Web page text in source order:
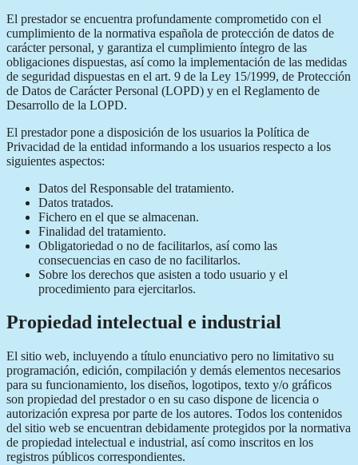
El prestador se encuentra profundamente comprometido con el
cumplimiento de la normativa española de protección de datos de
carácter personal, y garantiza el cumplimiento íntegro de las
obligaciones dispuestas, así como la implementación de las medidas
de seguridad dispuestas en el art. 9 de la Ley 15/1999, de Protección
de Datos de Carácter Personal (LOPD) y en el Reglamento de
Desarrollo de la LOPD.
El prestador pone a disposición de los usuarios la Política de
Privacidad de la entidad informando a los usuarios respecto a los
siguientes aspectos:
Datos del Responsable del tratamiento.
Datos tratados.
Fichero en el que se almacenan.
Finalidad del tratamiento.
Obligatoriedad o no de facilitarlos, así como las
consecuencias en caso de no facilitarlos.
Sobre los derechos que asisten a todo usuario y el
procedimiento para ejercitarlos.
Propiedad intelectual e industrial
El sitio web, incluyendo a título enunciativo pero no limitativo su
programación, edición, compilación y demás elementos necesarios
para su funcionamiento, los diseños, logotipos, texto y/o gráficos
son propiedad del prestador o en su caso dispone de licencia o
autorización expresa por parte de los autores. Todos los contenidos
del sitio web se encuentran debidamente protegidos por la normativa
de propiedad intelectual e industrial, así como inscritos en los
registros públicos correspondientes.